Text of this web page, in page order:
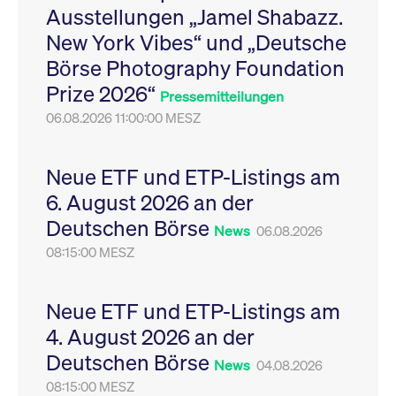
Ausstellungen „Jamel Shabazz.
New York Vibes“ und „Deutsche
Börse Photography Foundation
Prize 2026“ Pressemitteilungen
06.08.2026 11:00:00 MESZ
Neue ETF und ETP-Listings am
6. August 2026 an der
Deutschen Börse News 06.08.2026
08:15:00 MESZ
Neue ETF und ETP-Listings am
4. August 2026 an der
Deutschen Börse News 04.08.2026
08:15:00 MESZ
Leistung der Website
zu messen. Es handelt
sich um ein Muster-
Cookie, bei dem auf
das Präfix _pk_ses
eine kurze Reihe von
VISITOR_PRIVACY_METADATA
YouTube
.youtube.com
6
Monate
Dieses Cookie dient
Speicherung der
Einwilligungs- und
des Nutzers für ihre
Interaktion mit der
Sitzungen geehrt